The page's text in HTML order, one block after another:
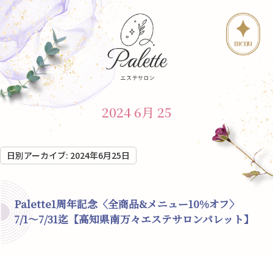
2024 6月 25
日別アーカイブ: 2024年6月25日
Palette1周年記念〈全商品&メニュー10%オフ〉
7/1〜7/31迄【高知県南万々エステサロンパレット】